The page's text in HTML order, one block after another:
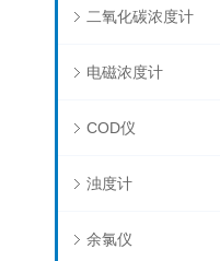
二氧化碳浓度计
电磁浓度计
COD仪
浊度计
余氯仪